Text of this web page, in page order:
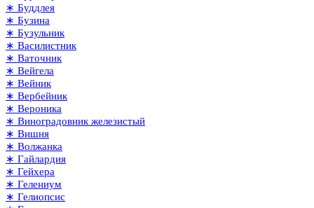
∗ Буддлея
∗ Бузина
∗ Бузульник
∗ Василистник
∗ Ваточник
∗ Вейгела
∗ Вейник
∗ Вербейник
∗ Вероника
∗ Виноградовник железистый
∗ Вишня
∗ Волжанка
∗ Гайлардия
∗ Гейхера
∗ Гелениум
∗ Гелиопсис